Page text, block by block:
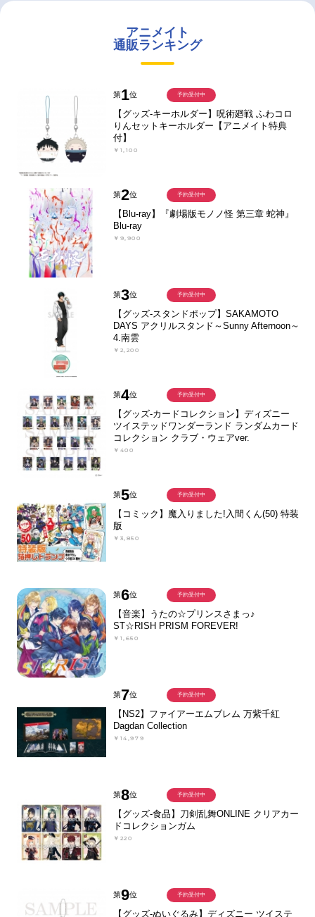
アニメイト
通販ランキング
第1位
【グッズ-キーホルダー】呪術廻戦 ふわコロ
りんセットキーホルダー【アニメイト特典
付】
￥1,100
予約受付中
第2位
【Blu-ray】『劇場版モノノ怪 第三章 蛇神』
Blu-ray
￥9,900
予約受付中
第3位
【グッズ-スタンドポップ】SAKAMOTO
DAYS アクリルスタンド～Sunny Afternoon～
4.南雲
￥2,200
予約受付中
第4位
【グッズ-カードコレクション】ディズニー
ツイステッドワンダーランド ランダムカード
コレクション クラブ・ウェアver.
￥400
予約受付中
第5位
【コミック】魔入りました!入間くん(50) 特装
版
￥3,850
予約受付中
第6位
【音楽】うたの☆プリンスさまっ♪
ST☆RISH PRISM FOREVER!
￥1,650
予約受付中
第7位
【NS2】ファイアーエムブレム 万紫千紅
Dagdan Collection
￥14,979
予約受付中
第8位
【グッズ-食品】刀剣乱舞ONLINE クリアカー
ドコレクションガム
￥220
予約受付中
第9位
【グッズ-ぬいぐるみ】ディズニー ツイステ
予約受付中